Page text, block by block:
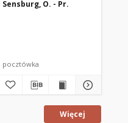
Sensburg, O. - Pr.
pocztówka
Więcej